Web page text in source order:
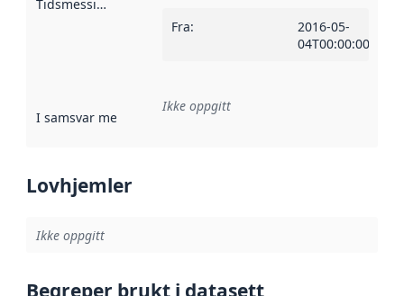
Tidsmessig avgrensning
Fra:
2016-05-
04T00:00:00Z
I samsvar med Referanse til en implementasjonsregel
Ikke oppgitt
Lovhjemler
Ikke oppgitt
Begreper brukt i datasett